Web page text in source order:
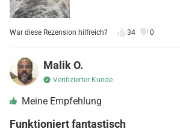
War diese Rezension hilfreich? 34 0
Malik O.
Verifizierter Kunde
Meine Empfehlung
Funktioniert fantastisch